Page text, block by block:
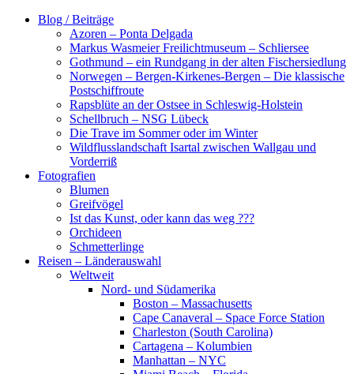
Zum
Blog / Beiträge
Azoren – Ponta Delgada
Markus Wasmeier Freilichtmuseum – Schliersee
Gothmund – ein Rundgang in der alten Fischersiedlung
Norwegen – Bergen-Kirkenes-Bergen – Die klassische
Postschiffroute
Rapsblüte an der Ostsee in Schleswig-Holstein
Schellbruch – NSG Lübeck
Die Trave im Sommer oder im Winter
Wildflusslandschaft Isartal zwischen Wallgau und
Vorderriß
Fotografien
Blumen
Greifvögel
Ist das Kunst, oder kann das weg ???
Orchideen
Schmetterlinge
Reisen – Länderauswahl
Weltweit
Nord- und Südamerika
Boston – Massachusetts
Cape Canaveral – Space Force Station
Charleston (South Carolina)
Cartagena – Kolumbien
Manhattan – NYC